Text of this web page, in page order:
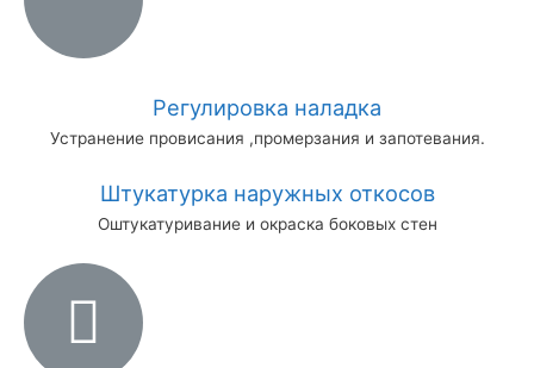
Регулировка наладка
Устранение провисания ,промерзания и запотевания.
Штукатурка наружных откосов
Оштукатуривание и окраска боковых стен